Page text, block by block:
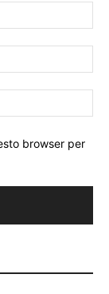
browser per